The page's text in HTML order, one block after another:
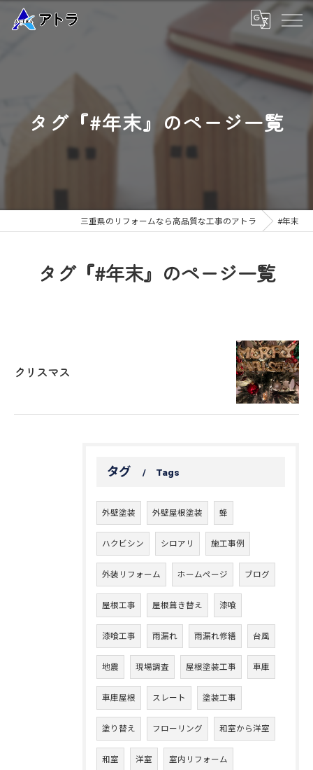
タグ『#年末』のページ一覧
三重県のリフォームなら高品質な工事のアトラ #年末
タグ『#年末』のページ一覧
クリスマス
タグ Tags
外壁塗装 外壁屋根塗装 蜂
ハクビシン シロアリ 施工事例
外装リフォーム ホームページ ブログ
屋根工事 屋根葺き替え 漆喰
漆喰工事 雨漏れ 雨漏れ修繕 台風
地震 現場調査 屋根塗装工事 車庫
車庫屋根 スレート 塗装工事
塗り替え フローリング 和室から洋室
和室 洋室 室内リフォーム